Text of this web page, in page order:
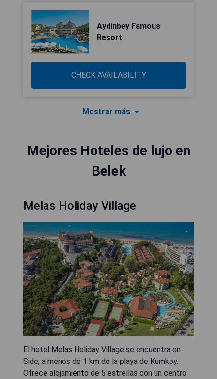
Aydinbey Famous
Resort
CHECK AVAILABILITY
Mostrar más
Mejores Hoteles de lujo en
Belek
Melas Holiday Village
El hotel Melas Holiday Village se encuentra en
Side, a menos de 1 km de la playa de Kumkoy.
Ofrece alojamiento de 5 estrellas con un centro